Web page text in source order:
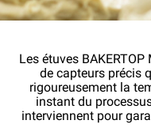
Les étuves
de capteurs précis
rigoureusement la
instant du
interviennent pour